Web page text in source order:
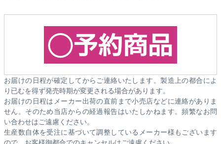
お届けの日程が確定してからご連絡いたします。製造上の都合によ
り已むを得ず発売時期が変更される場合があります。
お届けの日程はメーカー出荷の直前まで小売店などに連絡がありま
せん。そのため当店からの経過報告はいたしかねます。頻繁なお問
い合わせはご遠慮ください。
生産数自体を受注に基づいて調整しているメーカー様もございます